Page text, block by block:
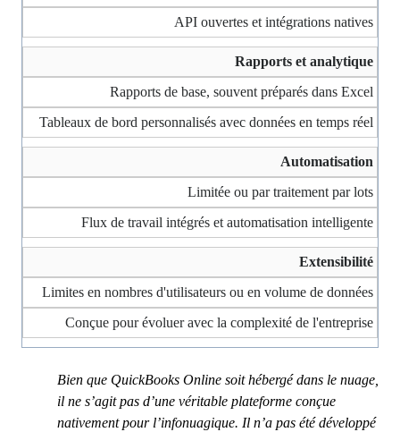
API ouvertes et intégrations natives
Rapports et analytique
Rapports de base, souvent préparés dans Excel
Tableaux de bord personnalisés avec données en temps réel
Automatisation
Limitée ou par traitement par lots
Flux de travail intégrés et automatisation intelligente
Extensibilité
Limites en nombres d'utilisateurs ou en volume de données
Conçue pour évoluer avec la complexité de l'entreprise
Bien que QuickBooks Online soit hébergé dans le nuage,
il ne s’agit pas d’une véritable plateforme conçue
nativement pour l’infonuagique. Il n’a pas été développé